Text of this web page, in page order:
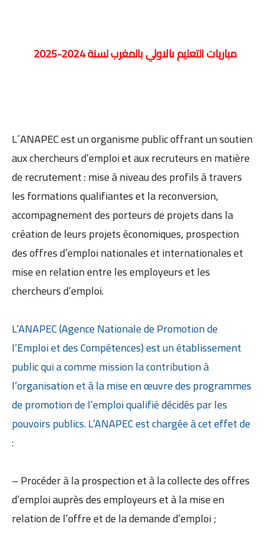
مباريات التعليم ىالاولي بالمغرب لسنة 2024-2025
L´ANAPEC est un organisme public offrant un soutien
aux chercheurs d’emploi et aux recruteurs en matière
de recrutement : mise à niveau des profils à travers
les formations qualifiantes et la reconversion,
accompagnement des porteurs de projets dans la
création de leurs projets économiques, prospection
des offres d’emploi nationales et internationales et
mise en relation entre les employeurs et les
chercheurs d’emploi.
L’ANAPEC(Agence Nationale de Promotion de
l’Emploi et des Compétences) est un établissement
public qui a comme mission la contribution à
l’organisation et à la mise en œuvre des programmes
de promotion de l’emploi qualifié décidés par les
pouvoirs publics. L’ANAPEC est chargée à cet effet de
:
– Procéder à la prospection et à la collecte des offres
d’emploi auprès des employeurs et à la mise en
relation de l’offre et de la demande d’emploi ;